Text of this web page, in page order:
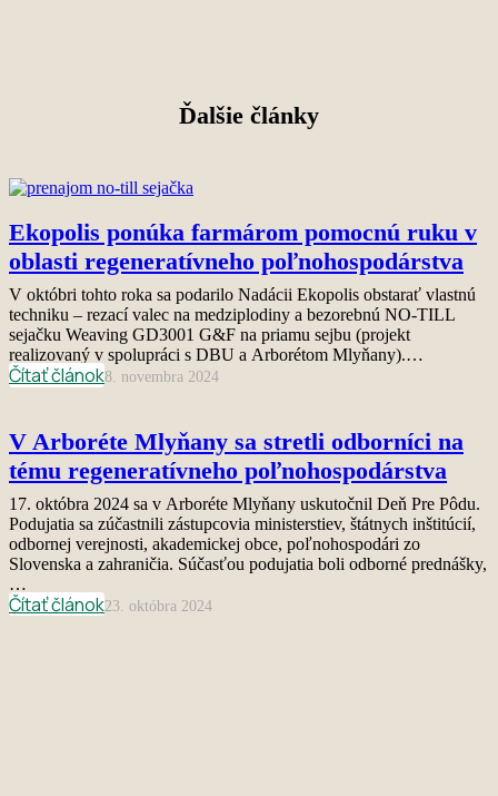
Ďalšie články
Ekopolis ponúka farmárom pomocnú ruku v
oblasti regeneratívneho poľnohospodárstva
V októbri tohto roka sa podarilo Nadácii Ekopolis obstarať vlastnú
techniku – rezací valec na medziplodiny a bezorebnú NO-TILL
sejačku Weaving GD3001 G&F na priamu sejbu (projekt
realizovaný v spolupráci s DBU a Arborétom Mlyňany).…
Čítať článok8. novembra 2024
V Arboréte Mlyňany sa stretli odborníci na
tému regeneratívneho poľnohospodárstva
17. októbra 2024 sa v Arboréte Mlyňany uskutočnil Deň Pre Pôdu.
Podujatia sa zúčastnili zástupcovia ministerstiev, štátnych inštitúcií,
odbornej verejnosti, akademickej obce, poľnohospodári zo
Slovenska a zahraničia. Súčasťou podujatia boli odborné prednášky,
…
Čítať článok23. októbra 2024